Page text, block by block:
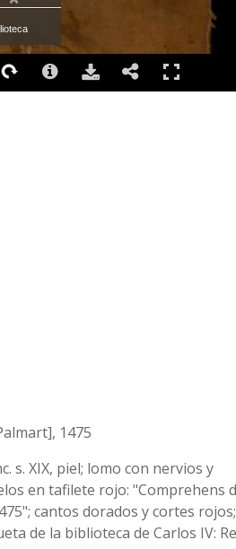
1475
s. XIX, piel; lomo con nervios y
en tafilete rojo: "Comprehens
cantos dorados y cortes rojos;
de la biblioteca de Carlos IV: